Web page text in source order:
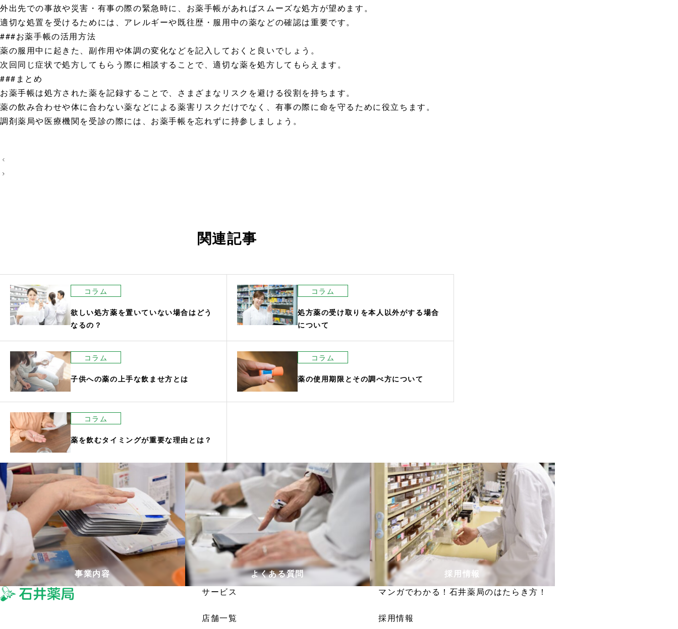
外出先での事故や災害・有事の際の緊急時に、お薬手帳があればスムーズな処方が望めます。
適切な処置を受けるためには、アレルギーや既往歴・服用中の薬などの確認は重要です。
###お薬手帳の活用方法
薬の服用中に起きた、副作用や体調の変化などを記入しておくと良いでしょう。
次回同じ症状で処方してもらう際に相談することで、適切な薬を処方してもらえます。
###まとめ
お薬手帳は処方された薬を記録することで、さまざまなリスクを避ける役割を持ちます。
薬の飲み合わせや体に合わない薬などによる薬害リスクだけでなく、有事の際に命を守るために役立ちます。
調剤薬局や医療機関を受診の際には、お薬手帳を忘れずに持参しましょう。
投
稿
ン
関連記事
コラム
欲しい処方薬を置いていない場合はどう
なるの？
コラム
処方薬の受け取りを本人以外がする場合
について
コラム
子供への薬の上手な飲ませ方とは
コラム
薬の使用期限とその調べ方について
コラム
薬を飲むタイミングが重要な理由とは？
事業内容 よくある質問
採用情報
サービス
店舗一覧
マンガでわかる！石井薬局のはたらき方！
採用情報